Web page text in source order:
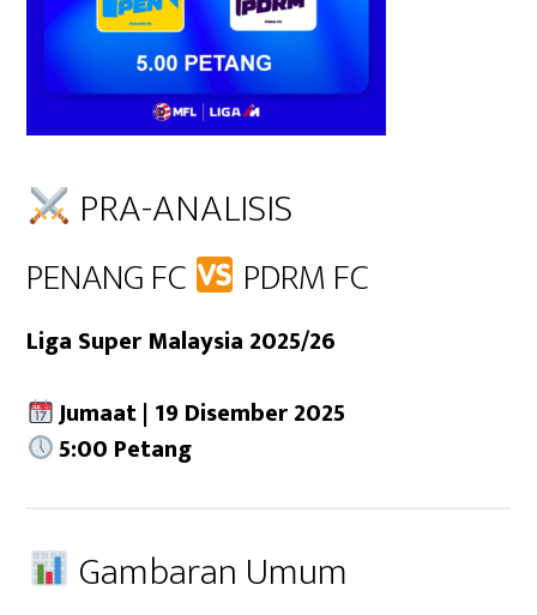
PRA-ANALISIS
PENANG FC PDRM FC
Liga Super Malaysia 2025/26
Jumaat | 19 Disember 2025
5:00 Petang
Gambaran Umum